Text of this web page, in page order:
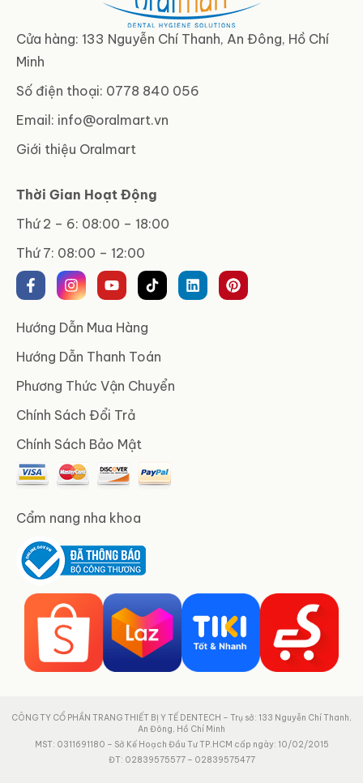
Cửa hàng: 133 Nguyễn Chí Thanh, An Đông, Hồ Chí
Minh
Số điện thoại: 0778 840 056
Email: info@oralmart.vn
Giới thiệu Oralmart
Thời Gian Hoạt Động
Thứ 2 – 6: 08:00 – 18:00
Thứ 7: 08:00 – 12:00
Hướng Dẫn Mua Hàng
Hướng Dẫn Thanh Toán
Phương Thức Vận Chuyển
Chính Sách Đổi Trả
Chính Sách Bảo Mật
Cẩm nang nha khoa
CÔNG TY CỔ PHẦN TRANG THIẾT BỊ Y TẾ DENTECH – Trụ sở: 133 Nguyễn Chí Thanh,
An Đông, Hồ Chí Minh
MST: 0311691180 – Sở Kế Hoạch Đầu Tư TP.HCM cấp ngày: 10/02/2015
ĐT: 02839575577 – 02839575477